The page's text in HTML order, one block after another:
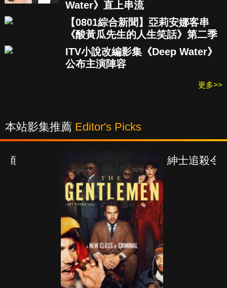
Water》直上串流
【0801綜合新聞】亞莉安娜客串
《酸黃瓜先生的人生笑話》第二季
ITV小說改編影集《Deep Water》
公布主演陣容
更多>>
本站影集推薦 Editor's Picks
紳士追殺令